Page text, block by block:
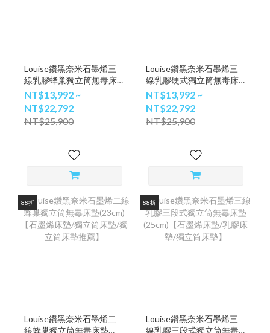
Louise鑽黑奈米石墨烯三
線乳膠蜂巢獨立筒無毒床
墊(25cm)【石墨烯床墊/乳
膠床墊/獨立筒床墊】
NT$13,992 ~
NT$22,792
NT$25,900
Louise鑽黑奈米石墨烯三
線乳膠硬式獨立筒無毒床
墊(25cm)【石墨烯床墊/乳
膠床墊/獨立筒床墊】
NT$13,992 ~
NT$22,792
NT$25,900
88折
Louise鑽黑奈米石墨烯二
線蜂巢獨立筒無毒床墊
88折
Louise鑽黑奈米石墨烯三
線乳膠三段式獨立筒無毒